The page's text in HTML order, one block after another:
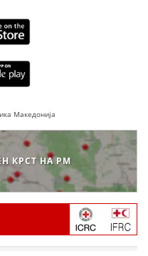
Македонија
КРСТ НА РМ